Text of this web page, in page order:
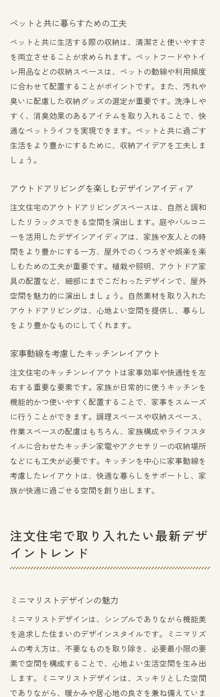
ペットと共に暮らすための工夫
ペットと共に生活する際の収納は、清潔さと使いやすさ
を両立させることが求められます。ペットフードやトイ
レ用品などの収納スペースは、ペットの動線や利用頻度
に合わせて配置することがポイントです。また、汚れや
臭いに配慮した収納グッズの選定が重要です。洗浄しや
すく、消臭効果のあるアイテムを取り入れることで、快
適なペットライフを実現できます。ペットと共に過ごす
生活をより豊かにするために、収納アイデアを工夫しま
しょう。
アウトドアリビングを楽しむデザインアイディア
注文住宅のアウトドアリビングスペースは、自然と調和
したリラックスできる空間を演出します。庭やバルコニ
ーを活用したデザインアイディアは、家族や友人との時
間をより豊かにする一方、屋外でのくつろぎや娯楽を楽
しむための工夫が重要です。植栽や照明、アウトドア家
具の配置など、細部にまでこだわったデザインで、屋外
空間を魅力的に演出しましょう。自然素材を取り入れた
アウトドアリビングは、心地よい空間を提供し、暮らし
をより豊かなものにしてくれます。
家事動線を考慮したキッチンレイアウト
注文住宅のキッチンレイアウトは家事効率や快適性を左
右する重要な要素です。家族が日常的に使うキッチンを
機能的かつ使いやすく配置することで、家事をスムーズ
に行うことができます。調理スペースや収納スペース、
作業スペースの配慮はもちろん、家族構成やライフスタ
イルに合わせたキッチン家電やアクセサリーの収納場所
などにも工夫が必要です。キッチンを中心に家事動線を
考慮したレイアウトは、快適な暮らしをサポートし、家
族が快適に過ごせる空間を創り出します。
注文住宅で取り入れたい最新デザ
イントレンド
ミニマリストデザインの魅力
ミニマリストデザインは、シンプルでありながら機能美
を追求した住まいのデザインスタイルです。ミニマリズ
ムの考え方は、不要なものを取り除き、必要最小限の要
素で空間を構成することで、心地よい生活空間を生み出
します。ミニマリストデザインは、スッキリとした空間
でありながら、暖かみや居心地の良さを兼ね備えていま